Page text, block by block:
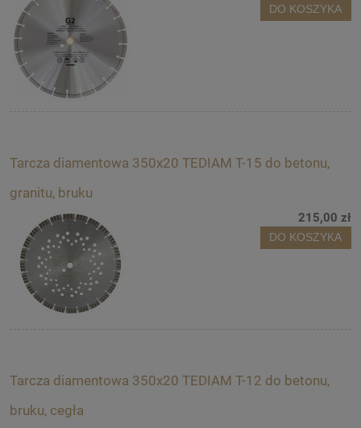
DO KOSZYKA
Tarcza diamentowa 350x20 TEDIAM T-15 do betonu,
granitu, bruku
215,00 zł
DO KOSZYKA
Tarcza diamentowa 350x20 TEDIAM T-12 do betonu,
bruku, cegła